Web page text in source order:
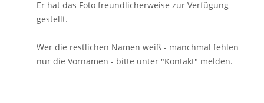
Er hat das Foto freundlicherweise zur Verfügung
gestellt.
Wer die restlichen Namen weiß - manchmal fehlen
nur die Vornamen - bitte unter "Kontakt" melden.